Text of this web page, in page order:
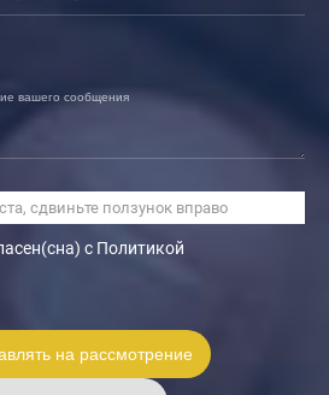
сдвиньте ползунок вправо
с Политикой